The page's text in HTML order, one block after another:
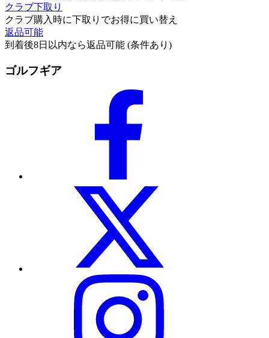
クラブ下取り
クラブ購入時に下取りでお得に買い替え
返品可能
到着後8日以内なら返品可能 (条件あり)
ゴルフギア